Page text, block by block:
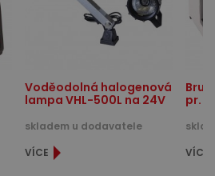
Voděodolná halogenová
lampa VHL-500L na 24V
skladem u dodavatele
VÍCE
pr. 2
VÍCE